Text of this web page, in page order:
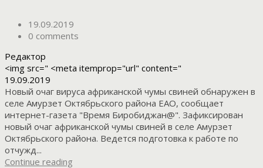
19.09.2019
0 comments
Редактор
<img src=" <meta itemprop="url" content="
19.09.2019
Новый очаг вируса африканской чумы свиней обнаружен в
селе Амурзет Октябрьского района ЕАО, сообщает
интернет-газета "Время Биробиджан@". Зафиксирован
новый очаг африканской чумы свиней в селе Амурзет
Октябрьского района. Ведется подготовка к работе по
отчужд...
Continue reading